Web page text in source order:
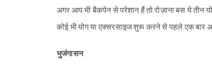
अगर आप भी बैकपेन से परेशान हैं तो रोज़ाना बस ये तीन
कोई भी योग या एक्सरसाइज शुरू करने से पहले एक
भुजंगासन